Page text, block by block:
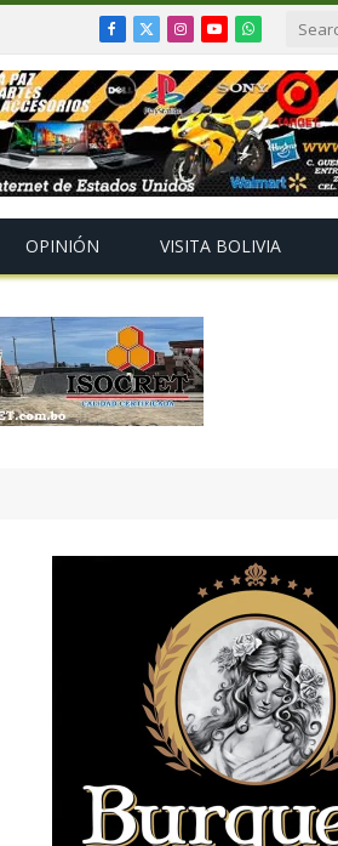
Facebook
X
(Twitter)
Instagram
YouTubeWhatsApp
OPINIÓN VISITA BOLIVIA